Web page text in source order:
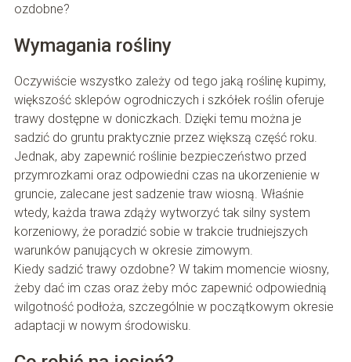
ozdobne?
Wymagania rośliny
Oczywiście wszystko zależy od tego jaką roślinę kupimy,
większość sklepów ogrodniczych i szkółek roślin oferuje
trawy dostępne w doniczkach. Dzięki temu można je
sadzić do gruntu praktycznie przez większą część roku.
Jednak, aby zapewnić roślinie bezpieczeństwo przed
przymrozkami oraz odpowiedni czas na ukorzenienie w
gruncie, zalecane jest sadzenie traw wiosną. Właśnie
wtedy, każda trawa zdąży wytworzyć tak silny system
korzeniowy, że poradzić sobie w trakcie trudniejszych
warunków panujących w okresie zimowym.
Kiedy sadzić trawy ozdobne? W takim momencie wiosny,
żeby dać im czas oraz żeby móc zapewnić odpowiednią
wilgotność podłoża, szczególnie w początkowym okresie
adaptacji w nowym środowisku.